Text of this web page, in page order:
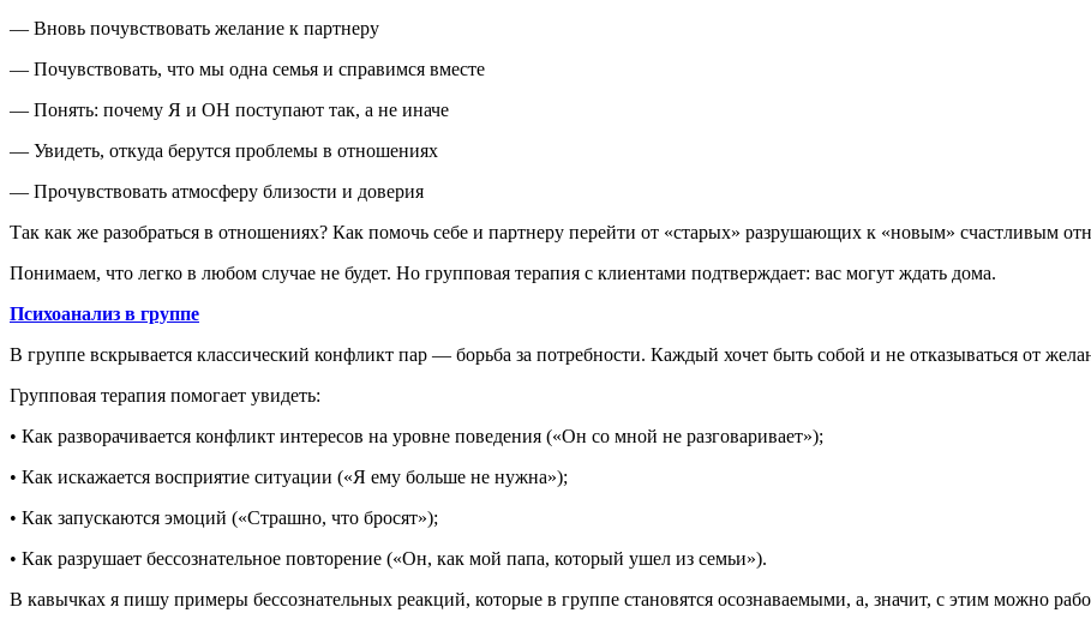
— Вновь почувствовать желание к партнеру
— Почувствовать, что мы одна семья и справимся вместе
— Понять: почему Я и ОН поступают так, а не иначе
— Увидеть, откуда берутся проблемы в отношениях
— Прочувствовать атмосферу близости и доверия
Так как же разобраться в отношениях? Как помочь себе и партнеру перейти от «старых» разрушающих к «новым» счастливым
Понимаем, что легко в любом случае не будет. Но групповая терапия с клиентами подтверждает: вас могут ждать дома.
Психоанализ в группе
В группе вскрывается классический конфликт пар — борьба за потребности. Каждый хочет быть собой и не отказываться от
Групповая терапия помогает увидеть:
• Как разворачивается конфликт интересов на уровне поведения («Он со мной не разговаривает»);
• Как искажается восприятие ситуации («Я ему больше не нужна»);
• Как запускаются эмоций («Страшно, что бросят»);
• Как разрушает бессознательное повторение («Он, как мой папа, который ушел из семьи»).
В кавычках я пишу примеры бессознательных реакций, которые в группе становятся осознаваемыми, а, значит, с этим можно